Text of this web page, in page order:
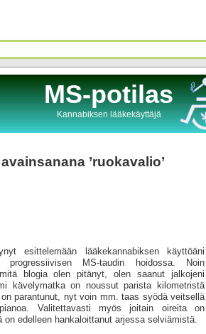
MS-potilas
Kannabiksen lääkekäyttäjä
’ruokavalio’
esittelemään lääkekannabiksen käyttöäni
progressiivisen MS-taudin hoidossa. Noin
blogia olen pitänyt, olen saanut jalkojeni
kävelymatka on noussut parista kilometristä
parantunut, nyt voin mm. taas syödä veitsellä
Valitettavasti myös joitain oireita on
edelleen hankaloittanut arjessa selviämistä.